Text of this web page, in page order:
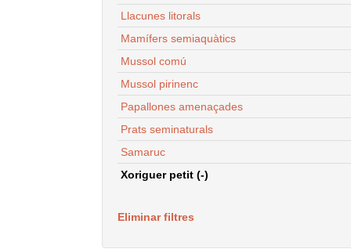
Llacunes litorals
Mamífers semiaquàtics
Mussol comú
Mussol pirinenc
Papallones amenaçades
Prats seminaturals
Samaruc
Xoriguer petit (-)
Eliminar filtres